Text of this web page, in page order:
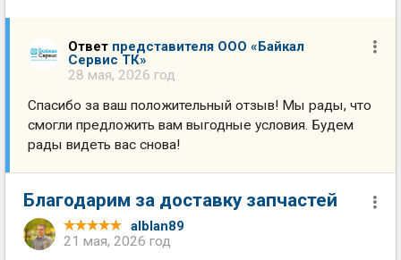
Ответ представителя ООО «Байкал
Сервис ТК»
28 мая, 2026 год
Спасибо за ваш положительный отзыв! Мы рады, что
смогли предложить вам выгодные условия. Будем
рады видеть вас снова!
Благодарим за доставку запчастей
alblan89
21 мая, 2026 год